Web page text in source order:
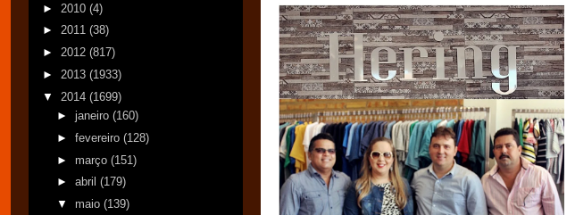
► 2010 (4)
► 2011 (38)
► 2012 (817)
► 2013 (1933)
▼ 2014 (1699)
► janeiro (160)
► fevereiro (128)
► março (151)
► abril (179)
▼ maio (139)